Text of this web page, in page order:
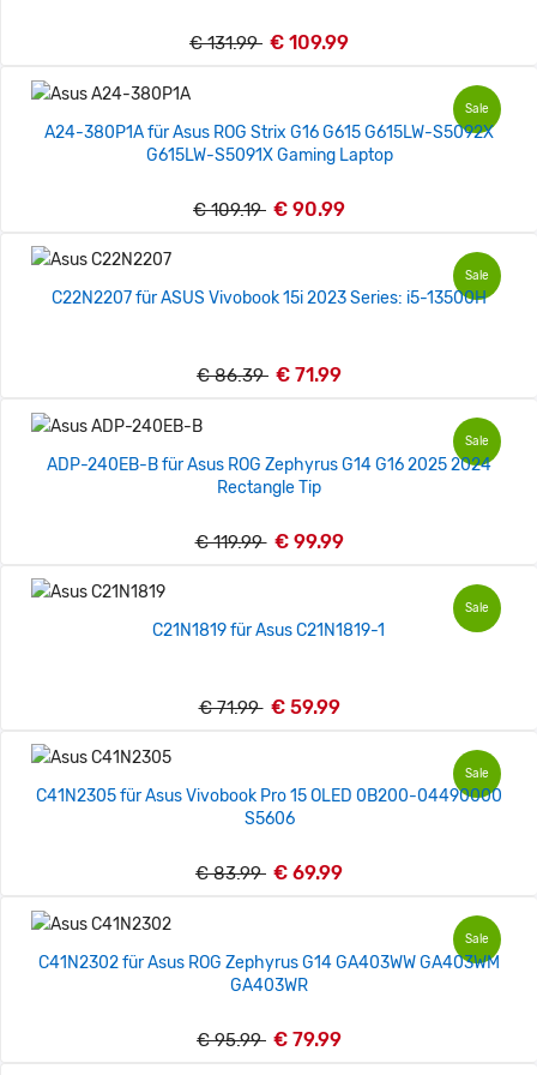
€ 131.99 € 109.99
Sale
A24-380P1A für Asus ROG Strix G16 G615 G615LW-S5092X
G615LW-S5091X Gaming Laptop
€ 109.19 € 90.99
Sale
C22N2207 für ASUS Vivobook 15i 2023 Series: i5-13500H
€ 86.39 € 71.99
Sale
ADP-240EB-B für Asus ROG Zephyrus G14 G16 2025 2024
Rectangle Tip
€ 119.99 € 99.99
Sale
C21N1819 für Asus C21N1819-1
€ 71.99 € 59.99
Sale
C41N2305 für Asus Vivobook Pro 15 OLED 0B200-04490000
S5606
€ 83.99 € 69.99
Sale
C41N2302 für Asus ROG Zephyrus G14 GA403WW GA403WM
GA403WR
€ 95.99 € 79.99